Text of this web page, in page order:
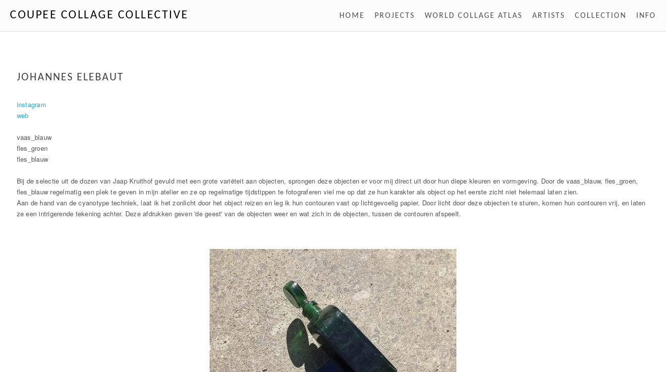
COUPEE COLLAGE COLLECTIVE HOME PROJECTS WORLD COLLAGE ATLAS ARTISTS COLLECTION INFO
JOHANNES ELEBAUT
instagram
web
vaas_blauw
fles_groen
fles_blauw
Bij de selectie uit de dozen van Jaap Kruithof gevuld met een grote variëteit aan objecten, sprongen deze objecten er voor mij direct uit door hun diepe kleuren en vormgeving. Door de vaas_blauw, fles_groen,
fles_blauw regelmatig een plek te geven in mijn atelier en ze op regelmatige tijdstippen te fotograferen viel me op dat ze hun karakter als object op het eerste zicht niet helemaal laten zien.
Aan de hand van de cyanotype techniek, laat ik het zonlicht door het object reizen en leg ik hun contouren vast op lichtgevoelig papier. Door licht door deze objecten te sturen, komen hun contouren vrij, en laten
ze een intrigerende tekening achter. Deze afdrukken geven 'de geest' van de objecten weer en wat zich in de objecten, tussen de contouren afspeelt.